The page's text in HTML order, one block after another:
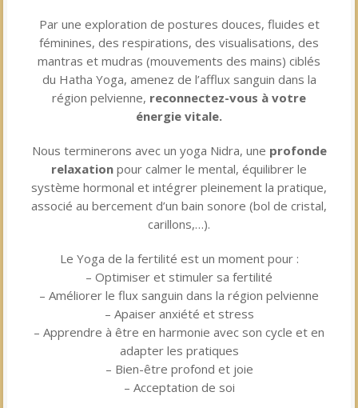
Par une exploration de postures douces, fluides et
féminines, des respirations, des visualisations, des
mantras et mudras (mouvements des mains) ciblés
du Hatha Yoga, amenez de l’afflux sanguin dans la
région pelvienne, reconnectez-vous à votre
énergie vitale.
Nous terminerons avec un yoga Nidra, une profonde
relaxation pour calmer le mental, équilibrer le
système hormonal et intégrer pleinement la pratique,
associé au bercement d’un bain sonore (bol de cristal,
carillons,…).
Le Yoga de la fertilité est un moment pour :
– Optimiser et stimuler sa fertilité
– Améliorer le flux sanguin dans la région pelvienne
– Apaiser anxiété et stress
– Apprendre à être en harmonie avec son cycle et en
adapter les pratiques
– Bien-être profond et joie
– Acceptation de soi